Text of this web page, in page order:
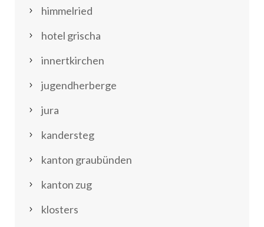
himmelried
hotel grischa
innertkirchen
jugendherberge
jura
kandersteg
kanton graubünden
kanton zug
klosters